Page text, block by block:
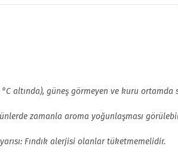
altında), güneş görmeyen ve kuru ortamda
zamanla aroma yoğunlaşması
Fındık alerjisi olanlar tüketmemelidir.